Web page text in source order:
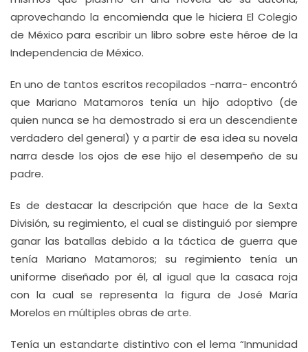
aprovechando la encomienda que le hiciera El Colegio
de México para escribir un libro sobre este héroe de la
Independencia de México.
En uno de tantos escritos recopilados -narra- encontró
que Mariano Matamoros tenía un hijo adoptivo (de
quien nunca se ha demostrado si era un descendiente
verdadero del general) y a partir de esa idea su novela
narra desde los ojos de ese hijo el desempeño de su
padre.
Es de destacar la descripción que hace de la Sexta
División, su regimiento, el cual se distinguió por siempre
ganar las batallas debido a la táctica de guerra que
tenía Mariano Matamoros; su regimiento tenía un
uniforme diseñado por él, al igual que la casaca roja
con la cual se representa la figura de José María
Morelos en múltiples obras de arte.
Tenía un estandarte distintivo con el lema “Inmunidad